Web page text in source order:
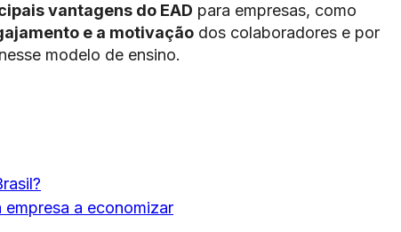
vantagens do EAD para empresas, como
e a motivação dos colaboradores e por
modelo de ensino.
a economizar